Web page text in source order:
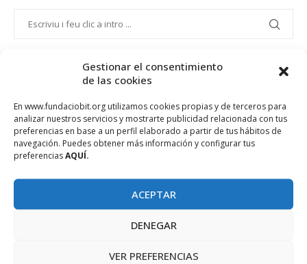
Gestionar el consentimiento
de las cookies
En www.fundaciobit.org utilizamos cookies propias y de terceros para
analizar nuestros servicios y mostrarte publicidad relacionada con tus
preferencias en base a un perfil elaborado a partir de tus hábitos de
navegación. Puedes obtener más información y configurar tus
preferenciasAQUÍ.
ACEPTAR
DENEGAR
VER PREFERENCIAS
PROJECTE COFINANÇAT PEL FONS SOCIAL EUROPEU